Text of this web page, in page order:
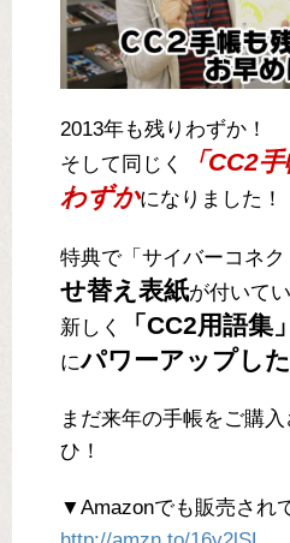
2013年も残りわずか！
そして同じく
「CC2
わずかになりました！
特典で「サイバーコネ
せ替え表紙が付いてい
新しく
「CC2用語集」
にパワーアップした
まだ来年の手帳をご購
ひ！
▼Amazonでも販売され